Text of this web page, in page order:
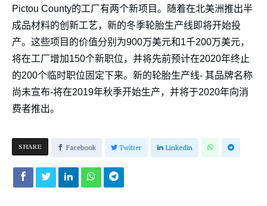
Pictou County的工厂有两个新项目。随着在北美洲推出半
成品材料的创新工艺，新的冬季轮胎生产线即将开始投
产。这些项目的价值分别为900万美元和1千200万美元，
将在工厂增加150个新职位，并将先前预计在2020年终止
的200个临时职位固定下来。新的轮胎生产线- 其品牌名称
尚未宣布-将在2019年秋季开始生产，并将于2020年向消
费者推出。
SHARE Facebook Twitter Linkedin